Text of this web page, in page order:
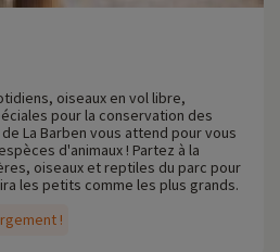
!
oiseaux en vol libre,
pour la conservation des
La Barben vous attend pour vous
d'animaux ! Partez à la
oiseaux et reptiles du parc pour
les petits comme les plus grands.